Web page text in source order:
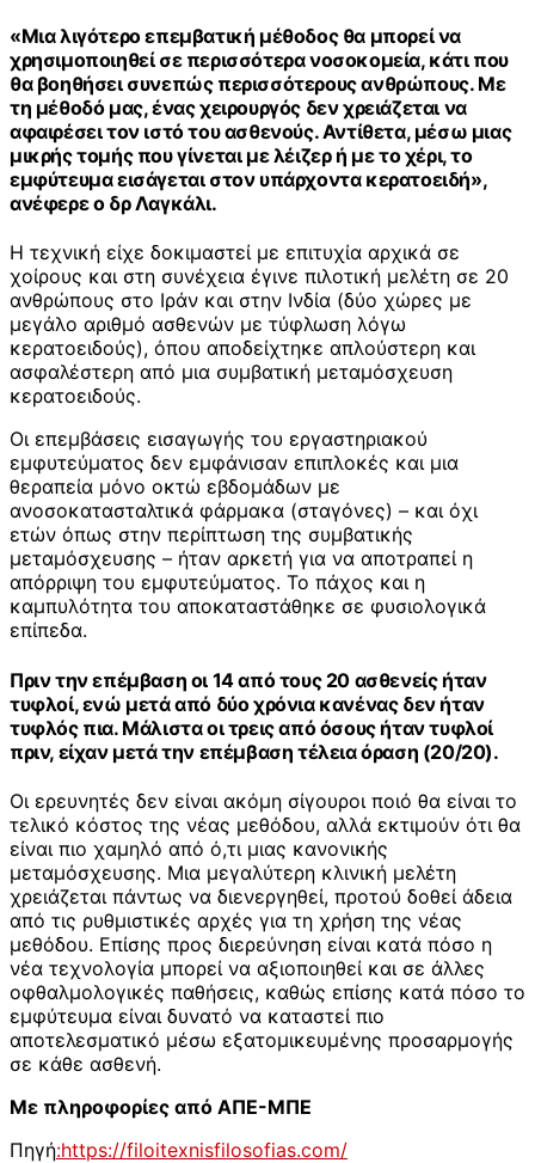
«Μια λιγότερο επεμβατική μέθοδος θα μπορεί να
χρησιμοποιηθεί σε περισσότερα νοσοκομεία, κάτι που
θα βοηθήσει συνεπώς περισσότερους ανθρώπους. Με
τη μέθοδό μας, ένας χειρουργός δεν χρειάζεται να
αφαιρέσει τον ιστό του ασθενούς. Αντίθετα, μέσω μιας
μικρής τομής που γίνεται με λέιζερ ή με το χέρι, το
εμφύτευμα εισάγεται στον υπάρχοντα κερατοειδή»,
ανέφερε ο δρ Λαγκάλι.
Η τεχνική είχε δοκιμαστεί με επιτυχία αρχικά σε
χοίρους και στη συνέχεια έγινε πιλοτική μελέτη σε 20
ανθρώπους στο Ιράν και στην Ινδία (δύο χώρες με
μεγάλο αριθμό ασθενών με τύφλωση λόγω
κερατοειδούς), όπου αποδείχτηκε απλούστερη και
ασφαλέστερη από μια συμβατική μεταμόσχευση
κερατοειδούς.
Οι επεμβάσεις εισαγωγής του εργαστηριακού
εμφυτεύματος δεν εμφάνισαν επιπλοκές και μια
θεραπεία μόνο οκτώ εβδομάδων με
ανοσοκατασταλτικά φάρμακα (σταγόνες) – και όχι
ετών όπως στην περίπτωση της συμβατικής
μεταμόσχευσης – ήταν αρκετή για να αποτραπεί η
απόρριψη του εμφυτεύματος. Το πάχος και η
καμπυλότητα του αποκαταστάθηκε σε φυσιολογικά
επίπεδα.
Πριν την επέμβαση οι 14 από τους 20 ασθενείς ήταν
τυφλοί, ενώ μετά από δύο χρόνια κανένας δεν ήταν
τυφλός πια. Μάλιστα οι τρεις από όσους ήταν τυφλοί
πριν, είχαν μετά την επέμβαση τέλεια όραση (20/20).
Οι ερευνητές δεν είναι ακόμη σίγουροι ποιό θα είναι το
τελικό κόστος της νέας μεθόδου, αλλά εκτιμούν ότι θα
είναι πιο χαμηλό από ό,τι μιας κανονικής
μεταμόσχευσης. Μια μεγαλύτερη κλινική μελέτη
χρειάζεται πάντως να διενεργηθεί, προτού δοθεί άδεια
από τις ρυθμιστικές αρχές για τη χρήση της νέας
μεθόδου. Επίσης προς διερεύνηση είναι κατά πόσο η
νέα τεχνολογία μπορεί να αξιοποιηθεί και σε άλλες
οφθαλμολογικές παθήσεις, καθώς επίσης κατά πόσο το
εμφύτευμα είναι δυνατό να καταστεί πιο
αποτελεσματικό μέσω εξατομικευμένης προσαρμογής
σε κάθε ασθενή.
Με πληροφορίες από ΑΠΕ-ΜΠΕ
Πηγή:https://filoitexnisfilosofias.com/